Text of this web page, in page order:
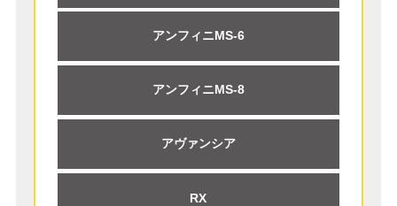
アンフィニMS-6
アンフィニMS-8
アヴァンシア
RX